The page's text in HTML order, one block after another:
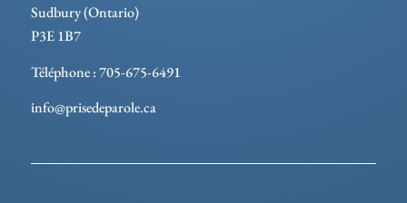
Sudbury (Ontario)
P3E 1B7
Téléphone : 705-675-6491
info@prisedeparole.ca